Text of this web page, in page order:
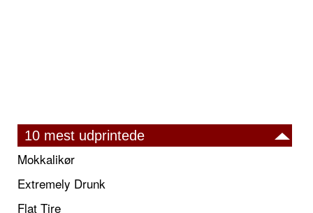
10 mest udprintede
Mokkalikør
Extremely Drunk
Flat Tire